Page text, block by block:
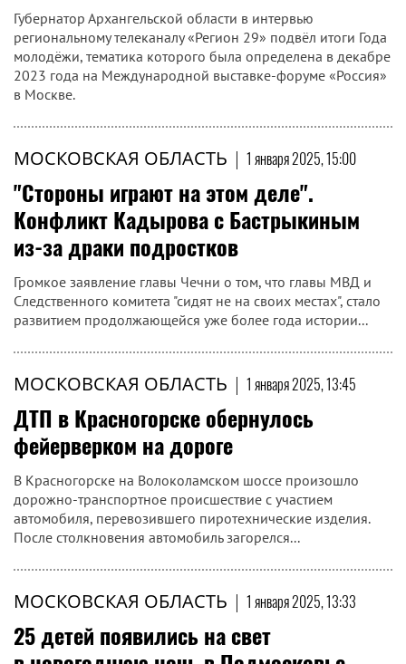
Губернатор Архангельской области в интервью
региональному телеканалу «Регион 29» подвёл итоги Года
молодёжи, тематика которого была определена в декабре
2023 года на Международной выставке-форуме «Россия»
в Москве.
МОСКОВСКАЯ ОБЛАСТЬ | 1 января 2025, 15:00
"Стороны играют на этом деле".
Конфликт Кадырова с Бастрыкиным
из-за драки подростков
Громкое заявление главы Чечни о том, что главы МВД и
Следственного комитета "сидят не на своих местах", стало
развитием продолжающейся уже более года истории...
МОСКОВСКАЯ ОБЛАСТЬ | 1 января 2025, 13:45
ДТП в Красногорске обернулось
фейерверком на дороге
В Красногорске на Волоколамском шоссе произошло
дорожно-транспортное происшествие с участием
автомобиля, перевозившего пиротехнические изделия.
После столкновения автомобиль загорелся...
МОСКОВСКАЯ ОБЛАСТЬ | 1 января 2025, 13:33
25 детей появились на свет